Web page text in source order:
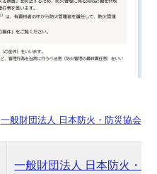
一般財団法人 日本防火・防災協会
一般財団法人 日本防火・防